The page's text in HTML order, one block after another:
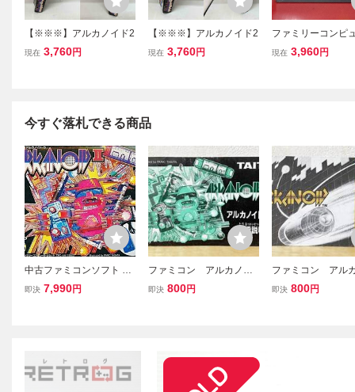
【※※※】アルカノイド2
現在 3,760円
【※※※】アルカノイド2
現在 3,760円
ファミリーコンピ
【※※※】アルカ
現在 3,960円
今すぐ落札できる商品
中古ファミコンソフト ア
ルカノイドII
即決 7,990円
ファミコン アルカノイ
ド2 説明書
即決 800円
ファミコン アル
ド 説明書
即決 800円